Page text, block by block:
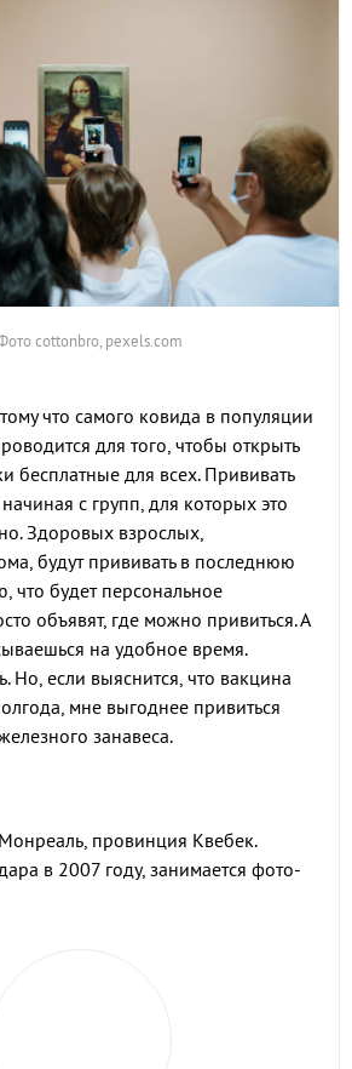
cottonbro, pexels.com
что самого ковида в популяции
для того, чтобы открыть
бесплатные для всех. Прививать
с групп, для которых это
Здоровых взрослых,
будут прививать в последнюю
что будет персональное
объявят, где можно привиться. А
на удобное время.
Но, если выяснится, что вакцина
мне выгоднее привиться
занавеса.
провинция Квебек.
в 2007 году, занимается фото-